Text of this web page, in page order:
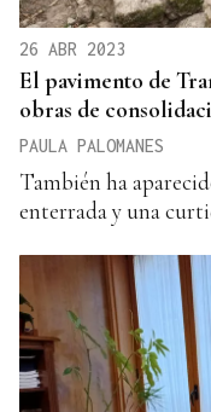
26 ABR 2023
El pavimento de
obras de
PAULA PALOMANES
También ha
enterrada y una